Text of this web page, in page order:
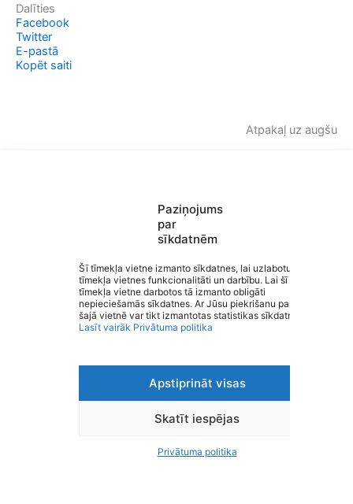
Paziņojums
par
sīkdatnēm
Šī tīmekļa vietne izmanto sīkdatnes, lai uzlabotu
tīmekļa vietnes funkcionalitāti un darbību. Lai šī
tīmekļa vietne darbotos tā izmanto obligāti
nepieciešamās sīkdatnes. Ar Jūsu piekrišanu papildus
šajā vietnē var tikt izmantotas statistikas sīkdatnes.
Lasīt vairāk Privātuma politika
Apstiprināt visas
Skatīt iespējas
Privātuma politika
Dalīties
Facebook
Twitter
E-pastā
Kopēt saiti
Atpakaļ uz augšu
Valmieras Valsts ģimnāzija
Izvēlne
Ātrās saites
Sociālie tīkli
Privātuma politika